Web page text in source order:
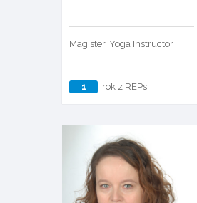
Magister, Yoga Instructor
1 rok z REPs